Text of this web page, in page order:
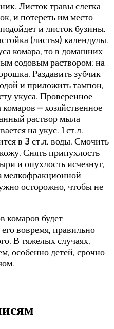
Листок травы слегка
и потереть им место
и листок бузины.
(листья) календулы.
комара, то в домашних
содовым раствором: на
Раздавить зубчик
и приложить тампон,
укуса. Проверенное
комаров – хозяйственное
раствор мыла
на укус. 1 ст.л.
в 3 ст.л. воды. Смочить
Снять припухлость
и опухлость исчезнут,
мелкофракционной
осторожно, чтобы не
комаров будет
вовремя, правильно
В тяжелых случаях,
особенно детей, срочно